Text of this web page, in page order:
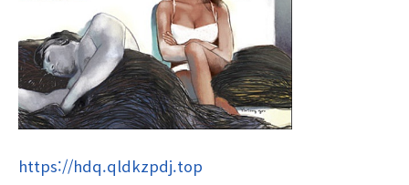
https://hdq.qldkzpdj.top